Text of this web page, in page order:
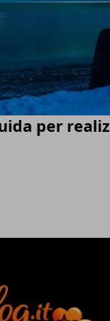
per